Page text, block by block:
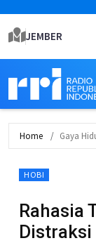
JEMBER
Home Gaya
HOBI
Rahasia
Distraksi